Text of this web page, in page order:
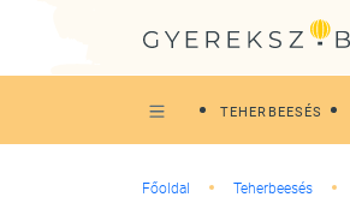
TEHERBEESÉS
Főoldal Teherbeesés